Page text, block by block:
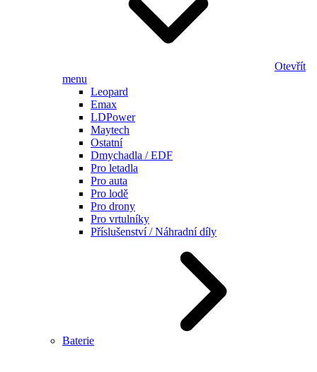
Otevřít
menu
Leopard
Emax
LDPower
Maytech
Ostatní
Dmychadla / EDF
Pro letadla
Pro auta
Pro lodě
Pro drony
Pro vrtulníky
Příslušenství / Náhradní díly
Baterie